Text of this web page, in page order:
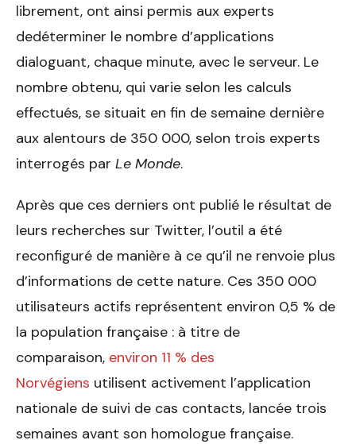
librement, ont ainsi permis aux experts
dedéterminer le nombre d’applications
dialoguant, chaque minute, avec le serveur. Le
nombre obtenu, qui varie selon les calculs
effectués, se situait en fin de semaine dernière
aux alentours de 350 000, selon trois experts
interrogés par Le Monde.
Après que ces derniers ont publié le résultat de
leurs recherches sur Twitter, l’outil a été
reconfiguré de manière à ce qu’il ne renvoie plus
d’informations de cette nature. Ces 350 000
utilisateurs actifs représentent environ 0,5 % de
la population française : à titre de
comparaison, environ 11 % des
Norvégiens utilisent activement l’application
nationale de suivi de cas contacts, lancée trois
semaines avant son homologue française.